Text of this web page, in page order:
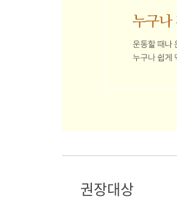
권장대상